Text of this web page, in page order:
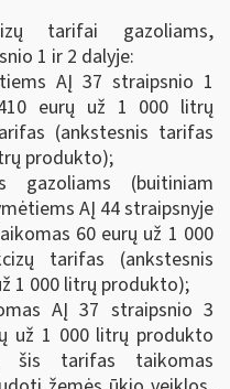
tarifai gazoliams,
1 ir 2 dalyje:
AĮ 37 straipsnio 1
eurų už 1 000 litrų
(ankstesnis tarifas
produkto);
gazoliams (buitiniam
AĮ 44 straipsnyje
60 eurų už 1 000
tarifas (ankstesnis
1 000 litrų produkto);
AĮ 37 straipsnio 3
už 1 000 litrų produkto
tarifas taikomas